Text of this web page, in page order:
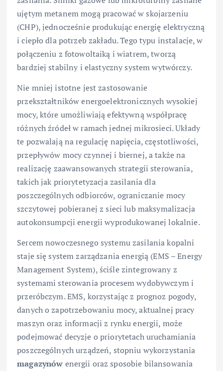
ujętym metanem mogą pracować w skojarzeniu
(CHP), jednocześnie produkując energię elektryczną
i ciepło dla potrzeb zakładu. Tego typu instalacje, w
połączeniu z fotowoltaiką i wiatrem, tworzą
bardziej stabilny i elastyczny system wytwórczy.
Nie mniej istotne jest zastosowanie
przekształtników energoelektronicznych wysokiej
mocy, które umożliwiają efektywną współpracę
różnych źródeł w ramach jednej mikrosieci. Układy
te pozwalają na regulację napięcia, częstotliwości,
przepływów mocy czynnej i biernej, a także na
realizację zaawansowanych strategii sterowania,
takich jak priorytetyzacja zasilania dla
poszczególnych odbiorców, ograniczanie mocy
szczytowej pobieranej z sieci lub maksymalizacja
autokonsumpcji energii wyprodukowanej lokalnie.
Sercem nowoczesnego systemu zasilania kopalni
staje się system zarządzania energią (EMS – Energy
Management System), ściśle zintegrowany z
systemami sterowania procesem wydobywczym i
przeróbczym. EMS, korzystając z prognoz pogody,
danych o zapotrzebowaniu mocy, aktualnej pracy
maszyn oraz informacji z rynku energii, może
podejmować decyzje o priorytetach uruchamiania
poszczególnych urządzeń, stopniu wykorzystania
magazynów energii oraz sposobie bilansowania